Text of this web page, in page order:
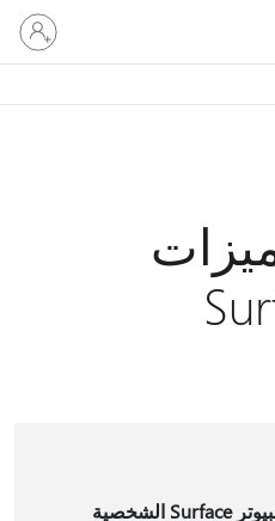
تسجيل
الدخول
إلى
تعرّف على أجهزة كمبيوتر Surface الشخصية